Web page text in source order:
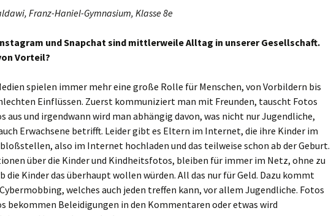
Neukirchen-Vluyn
Neuss
Opladen
Radevormwald
Ratingen
Rees
Remscheid
Franz-Haniel-Gymnasium, Klasse 8e
und Snapchat sind mittlerweile Alltag in unserer Gesellschaft.
Vorteil?
spielen immer mehr eine große Rolle für Menschen, von Vorbildern bis
Einflüssen. Zuerst kommuniziert man mit Freunden, tauscht Fotos
aus und irgendwann wird man abhängig davon, was nicht nur Jugendliche,
Erwachsene betrifft. Leider gibt es Eltern im Internet, die ihre Kinder im
also im Internet hochladen und das teilweise schon ab der Geburt.
über die Kinder und Kindheitsfotos, bleiben für immer im Netz, ohne zu
die Kinder das überhaupt wollen würden. All das nur für Geld. Dazu kommt
welches auch jeden treffen kann, vor allem Jugendliche. Fotos
bekommen Beleidigungen in den Kommentaren oder etwas wird